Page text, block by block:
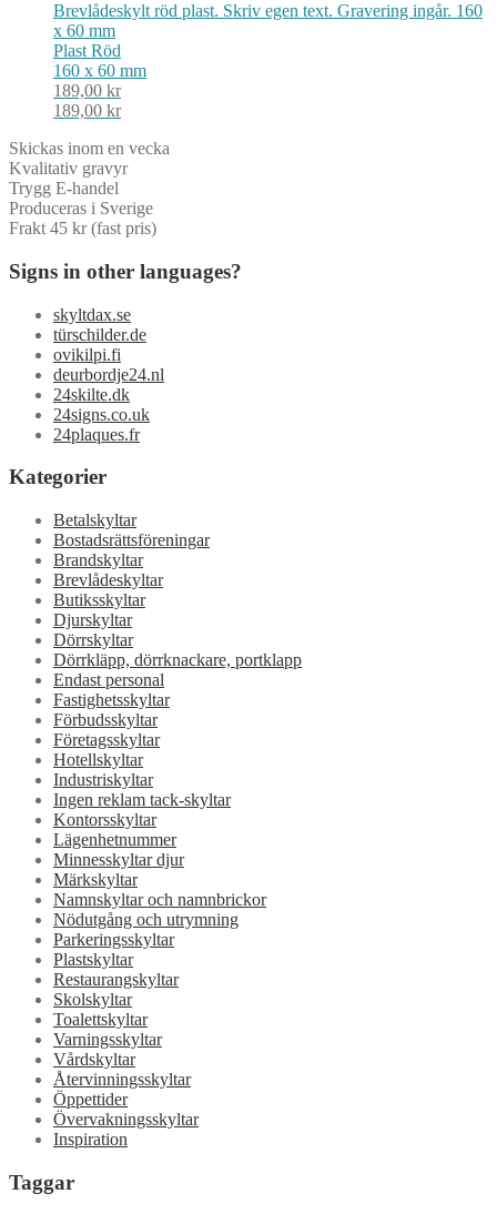
Brevlådeskylt röd plast. Skriv egen text. Gravering ingår. 160
x 60 mm
Plast Röd
160 x 60 mm
189,00 kr
189,00 kr
Skickas inom en vecka
Kvalitativ gravyr
Trygg E-handel
Produceras i Sverige
Frakt 45 kr (fast pris)
Signs in other languages?
skyltdax.se
türschilder.de
ovikilpi.fi
deurbordje24.nl
24skilte.dk
24signs.co.uk
24plaques.fr
Kategorier
Betalskyltar
Bostadsrättsföreningar
Brandskyltar
Brevlådeskyltar
Butiksskyltar
Djurskyltar
Dörrskyltar
Dörrkläpp, dörrknackare, portklapp
Endast personal
Fastighetsskyltar
Förbudsskyltar
Företagsskyltar
Hotellskyltar
Industriskyltar
Ingen reklam tack-skyltar
Kontorsskyltar
Lägenhetnummer
Minnesskyltar djur
Märkskyltar
Namnskyltar och namnbrickor
Nödutgång och utrymning
Parkeringsskyltar
Plastskyltar
Restaurangskyltar
Skolskyltar
Toalettskyltar
Varningsskyltar
Vårdskyltar
Återvinningsskyltar
Öppettider
Övervakningsskyltar
Inspiration
Taggar